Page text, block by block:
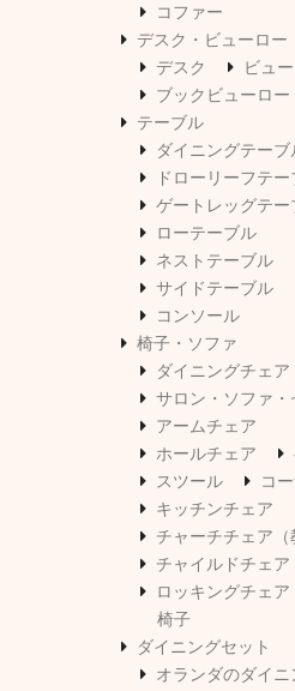
コファー
デスク・ビューロー
デスク
ビュ
ブックビューロー
テーブル
ダイニングテーブ
ドローリーフテー
ゲートレッグテー
ローテーブル
ネストテーブル
サイドテーブル
コンソール
椅子・ソファ
ダイニングチェア
サロン・ソファ・
アームチェア
ホールチェア
スツール
コ
キッチンチェア
チャーチチェア（
チャイルドチェア
ロッキングチェ
椅子
ダイニングセット
オランダのダイニ